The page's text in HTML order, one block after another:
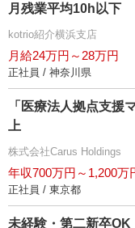
月残業平均10h以下
kotrio紹介横浜支店
月給24万円～28万円
正社員 / 神奈川県
「医療法人拠点支援
上
株式会社Carus Holdings
年収700万円～1,200万
正社員 / 東京都
未経験・第二新卒